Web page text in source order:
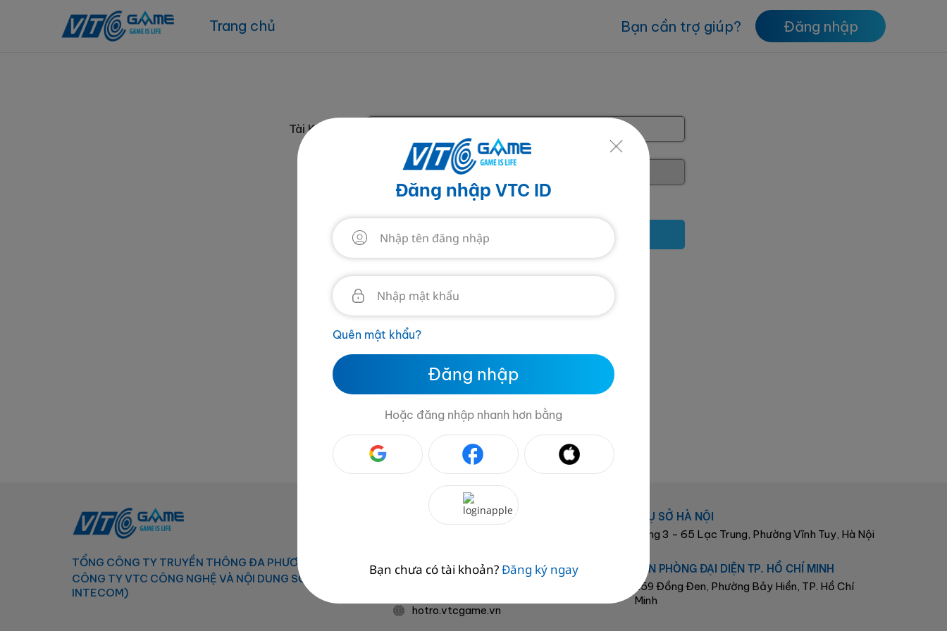
Đăng nhập VTC ID
Quên mật khẩu?
Đăng nhập
Hoặc đăng nhập nhanh hơn bằng
Bạn chưa có tài khoản?Đăng ký ngay
Trang chủ Bạn cần trợ giúp? Đăng nhập
Tài Khoản:
Hủy Thanh toán
TỔNG CÔNG TY TRUYỀN THÔNG ĐA PHƯƠNG TIỆN (VTC)
CÔNG TY VTC CÔNG NGHỆ VÀ NỘI DUNG SỐ (VTC
INTECOM)
CHỊU TRÁCH NHIỆM QUẢN LÝ NỘI DUNG:
THÔNG TIN LIÊN HỆ
hotro.vtcgame.vn
TRỤ SỞ HÀ NỘI
Tầng 3 - 65 Lạc Trung, Phường Vĩnh Tuy, Hà Nội
VĂN PHÒNG ĐẠI DIỆN TP. HỒ CHÍ MINH
259 Đồng Đen, Phường Bảy Hiền, TP. Hồ Chí
Minh